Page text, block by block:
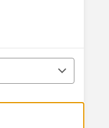
21.234%.